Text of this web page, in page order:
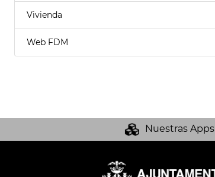
Vivienda
Web FDM
Nuestras Apps